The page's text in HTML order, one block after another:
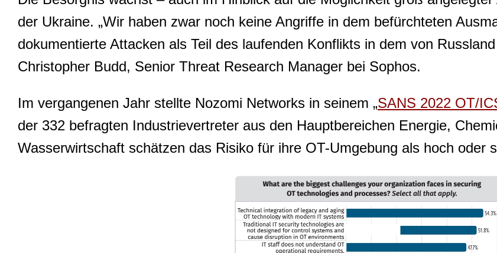
der Ukraine. „Wir haben zwar noch keine Angriffe in dem befürchteten
dokumentierte Attacken als Teil des laufenden Konflikts in dem von
Christopher Budd, Senior Threat Research Manager bei Sophos.
Im vergangenen Jahr stellte Nozomi Networks in seinem „SANS 2022 OT/
der 332 befragten Industrievertreter aus den Hauptbereichen Energie,
Wasserwirtschaft schätzen das Risiko für ihre OT-Umgebung als hoch oder